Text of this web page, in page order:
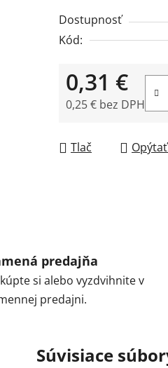
Dostupnosť
Kód:
0,31 €
0,25 € bez DPH
Tlač
predajňa
si alebo vyzdvihnite v
predajni.
Súvisiace